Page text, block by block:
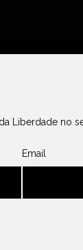
Liberdade no
Email